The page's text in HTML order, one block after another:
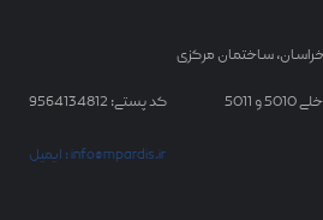
ساختمان مرکزی
کد پستی: 9564134812
ایمیل : info@mpardis.ir